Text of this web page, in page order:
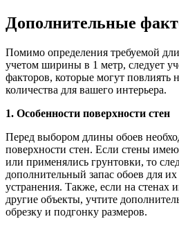
Дополнительные
Помимо определения требуемой
учетом ширины в 1 метр, следует
факторов, которые могут повлиять
количества для вашего интерьера.
1. Особенности поверхности стен
Перед выбором длины обоев
поверхности стен. Если стены
или применялись грунтовки, то
дополнительный запас обоев для
устранения. Также, если на стенах
другие объекты, учтите
обрезку и подгонку размеров.